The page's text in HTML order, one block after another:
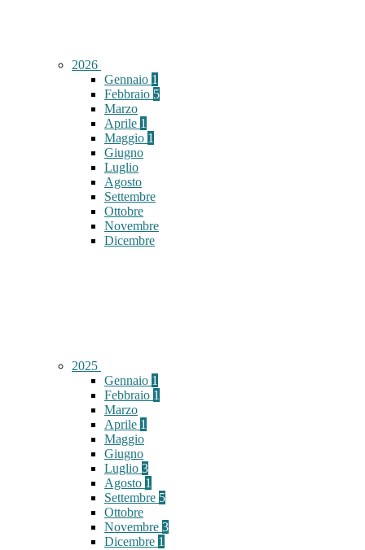
2026
Gennaio 1
Febbraio 5
Marzo
Aprile 1
Maggio 1
Giugno
Luglio
Agosto
Settembre
Ottobre
Novembre
Dicembre
2025
Gennaio 1
Febbraio 1
Marzo
Aprile 1
Maggio
Giugno
Luglio 3
Agosto 1
Settembre 5
Ottobre
Novembre 3
Dicembre 1